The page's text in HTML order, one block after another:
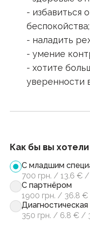
- избавиться
беспокойства;
- наладить
- умение
- хотите
уверенности
Как бы вы
С младшим
700 грн. / 13.6 € /
С партнёром
1900 грн. / 36.8 €
350 грн. / 6.8 € /